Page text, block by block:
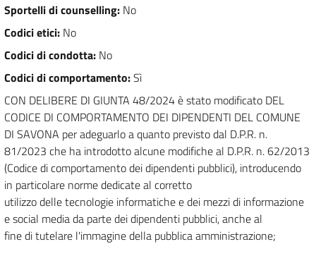
Sportelli di counselling: No
Codici etici: No
Codici di condotta: No
Codici di comportamento:Sì
CON DELIBERE DI GIUNTA 48/2024 è stato modificato DEL
CODICE DI COMPORTAMENTO DEI DIPENDENTI DEL COMUNE
DI SAVONA per adeguarlo a quanto previsto dal D.P.R. n.
81/2023 che ha introdotto alcune modifiche al D.P.R. n. 62/2013
(Codice di comportamento dei dipendenti pubblici), introducendo
in particolare norme dedicate al corretto
utilizzo delle tecnologie informatiche e dei mezzi di informazione
e social media da parte dei dipendenti pubblici, anche al
fine di tutelare l'immagine della pubblica amministrazione;